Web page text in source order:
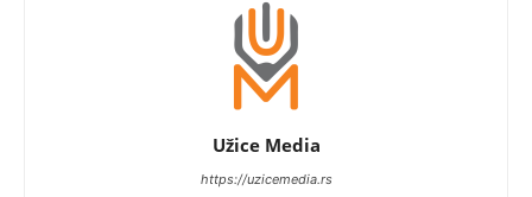
Užice Media
https://uzicemedia.rs